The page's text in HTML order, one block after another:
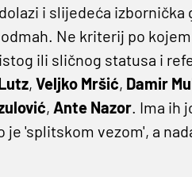
i slijedeća izbornička
Ne kriterij po
ili sličnog statusa i
, Veljko Mršić, Damir
, Ante Nazor. Ima ih
'splitskom vezom', a